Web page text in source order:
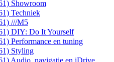
Showroom
Techniek
///M5
DIY: Do It Yourself
Performance en tuning
Styling
Audio, navigatie en iDrive